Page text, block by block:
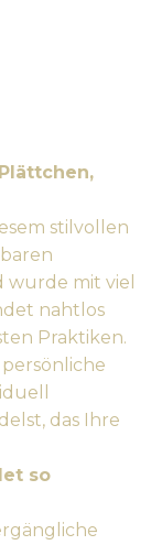
stilvollen
wurde mit viel
nahtlos
Praktiken.
das Ihre
so